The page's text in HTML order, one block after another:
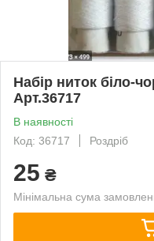
Набір ниток біло-
Арт.36717
В наявності
Код: 36717
Роздріб
25 ₴
Мінімальна сума